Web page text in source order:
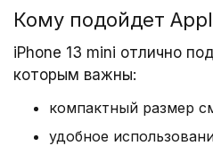
Retina XDR, поэтому
глубокой детализацией.
модулями, опцией
вспышкой. Фото и видео
премиального качества
недостаточном
поддерживают функцию
Кому подойдет
iPhone 13 mini отлично
которым важны:
компактный размер
удобное